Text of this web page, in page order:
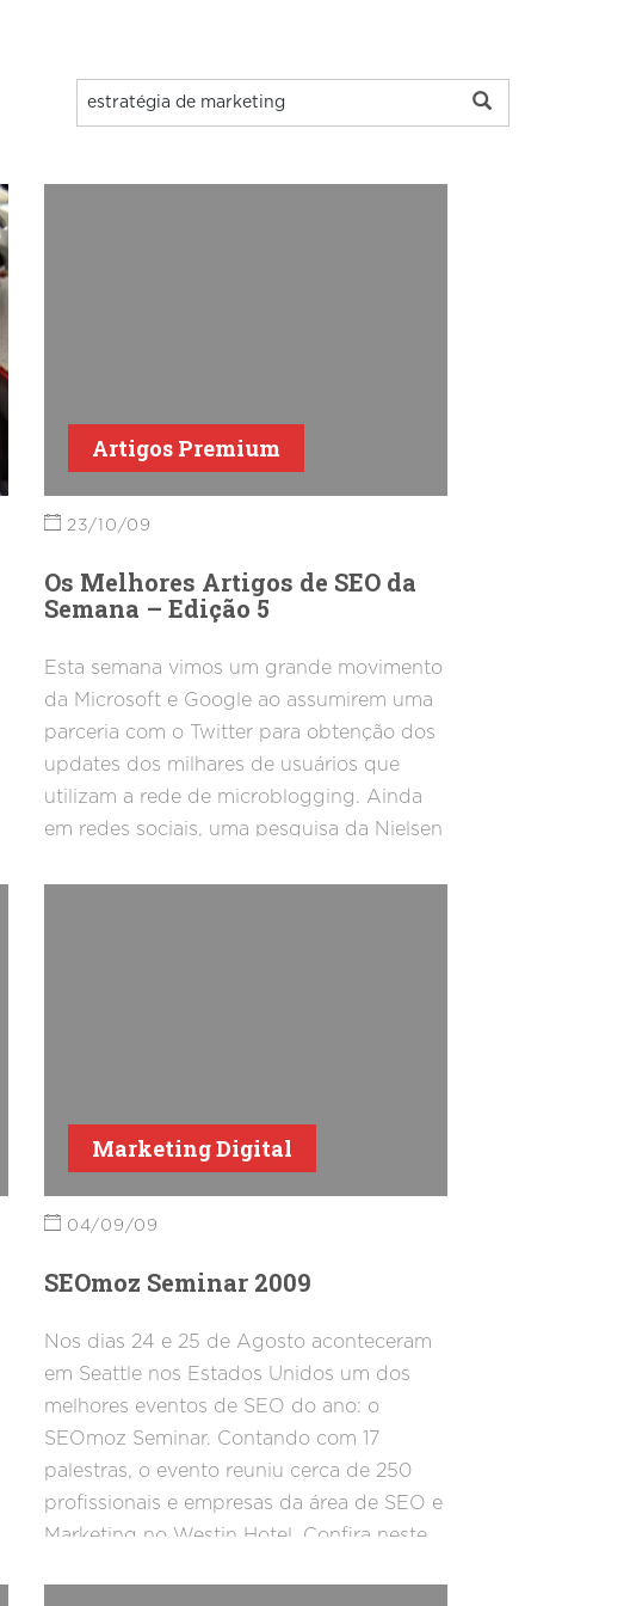
Artigos Premium
23/10/09
Os Melhores Artigos de SEO da
Semana – Edição 5
Esta semana vimos um grande movimento
da Microsoft e Google ao assumirem uma
parceria com o Twitter para obtenção dos
updates dos milhares de usuários que
utilizam a rede de microblogging. Ainda
em redes sociais, uma pesquisa da Nielsen
um resultado identado. Confira a seleção
dos artigos da semana.
Marketing Digital
04/09/09
SEOmoz Seminar 2009
Nos dias 24 e 25 de Agosto aconteceram
em Seattle nos Estados Unidos um dos
melhores eventos de SEO do ano: o
SEOmoz Seminar. Contando com 17
palestras, o evento reuniu cerca de 250
profissionais e empresas da área de SEO e
Marketing no Westin Hotel. Confira neste